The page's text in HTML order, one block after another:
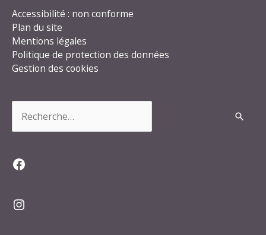
Accessibilité : non conforme
Plan du site
Mentions légales
Politique de protection des données
Gestion des cookies
Facebook
Instagram